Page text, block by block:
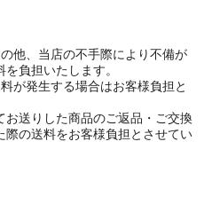
他、当店の不手際により不備が
負担いたします。
が発生する場合はお客様負担と
送りした商品のご返品・ご交換
の送料をお客様負担とさせてい